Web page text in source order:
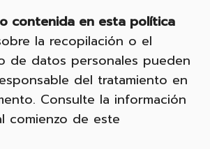
contenida en esta política
la recopilación o el
de datos personales pueden
del tratamiento en
Consulte la información
comienzo de este